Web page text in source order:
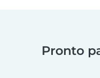
Pronto